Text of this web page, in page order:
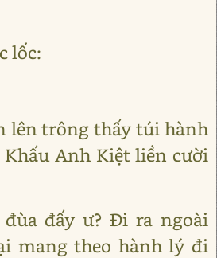
lốc:
lên trông thấy túi hành
Anh Kiệt liền cười
đấy ư? Đi ra ngoài
mang theo hành lý đi